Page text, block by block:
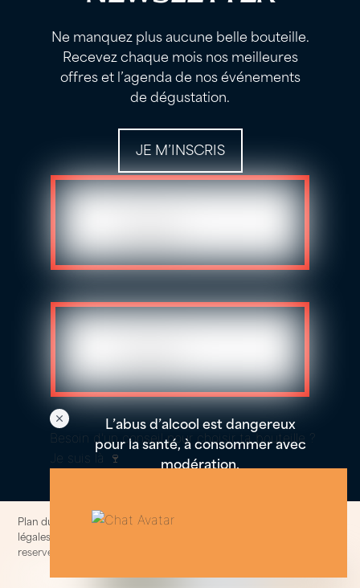
Ne manquez plus aucune belle bouteille.
Recevez chaque mois nos meilleures
offres et l’agenda de nos événements
de dégustation.
JE M’INSCRIS
L’abus d’alcool est dangereux
pour la santé, à consommer avec
modération.
Plan du site Politique de confidentialités et cookies
légales
reserved.
Besoin d'un conseil pour choisir ta bouteille ?
Je suis là 🍷